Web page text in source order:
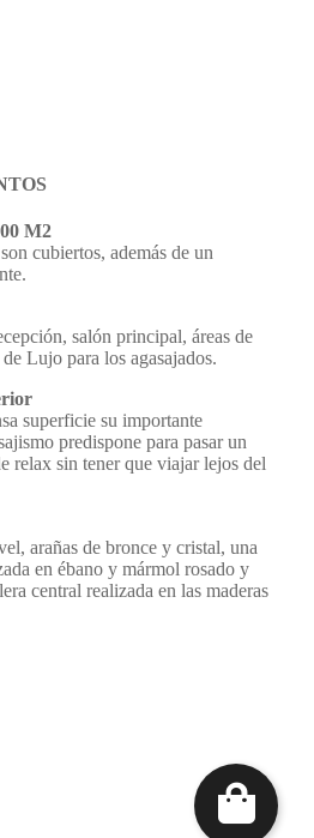
M2
cubiertos, además de un
salón principal, áreas de
Lujo para los agasajados.
superficie su importante
predispone para pasar un
relax sin tener que viajar lejos del
arañas de bronce y cristal, una
en ébano y mármol rosado y
central realizada en las maderas